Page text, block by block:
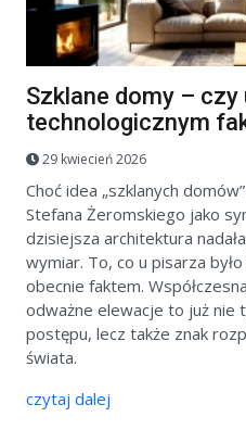
Szklane domy – czy
technologicznym
29 kwiecień 2026
Choć idea „szklanych
Stefana Żeromskiego jako
dzisiejsza architektura
wymiar. To, co u pisarza
obecnie faktem.
odważne elewacje to już nie
postępu, lecz także znak
świata.
czytaj dalej